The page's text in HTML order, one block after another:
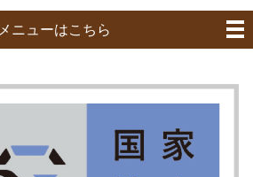
メニューはこちら